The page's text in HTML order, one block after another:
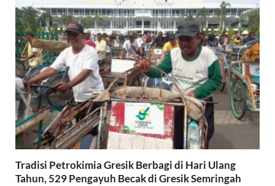
Tradisi Petrokimia Gresik Berbagi di Hari Ulang
Tahun, 529 Pengayuh Becak di Gresik Semringah